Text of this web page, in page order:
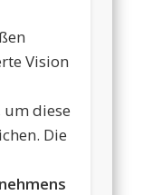
Vision
um diese
Die